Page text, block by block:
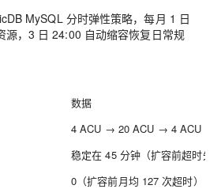
MySQL 分时弹性策略，每月 1 日
源，3 日 24:00 自动缩容恢复日常规
数据
4 ACU → 20 ACU → 4 ACU（
稳定在 45 分钟（扩容前超时失
0（扩容前月均 127 次超时）